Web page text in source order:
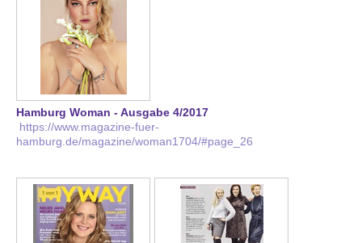
Hamburg Woman - Ausgabe 4/2017
https://www.magazine-fuer-
hamburg.de/magazine/woman1704/#page_26